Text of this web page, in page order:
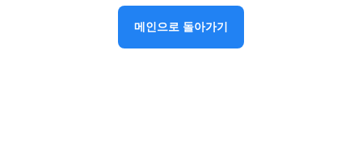
메인으로 돌아가기